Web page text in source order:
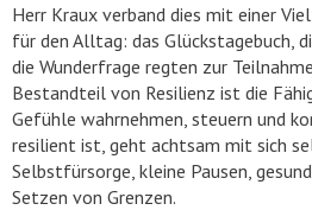
Herr Kraux verband dies mit einer
für den Alltag: das Glückstagebuch,
die Wunderfrage regten zur
Bestandteil von Resilienz ist die
Gefühle wahrnehmen, steuern und
resilient ist, geht achtsam mit sich
Selbstfürsorge, kleine Pausen,
Setzen von Grenzen.